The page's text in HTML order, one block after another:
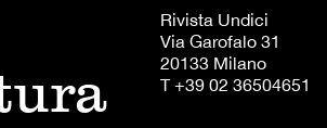
Rivista Undici
Via Garofalo 31
20133 Milano
T +39 02 36504651